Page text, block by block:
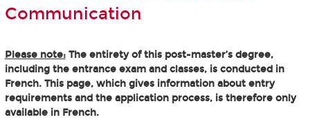
Communication
Please note:The entirety of this post-master’s degree,
including the entrance exam and classes, is conducted in
French. This page, which gives information about entry
requirements and the application process, is therefore only
available in French.